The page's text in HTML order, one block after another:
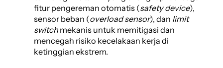
fitur pengereman otomatis (safety device),
sensor beban (overload sensor), dan limit
switch mekanis untuk memitigasi dan
mencegah risiko kecelakaan kerja di
ketinggian ekstrem.